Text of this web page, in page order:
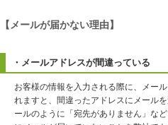
【メールが届かない理由】
・メールアドレスが間違っている
お客様の情報を入力される際に、メー
れますと、間違ったアドレスにメール
ールのように「宛先がありません」な